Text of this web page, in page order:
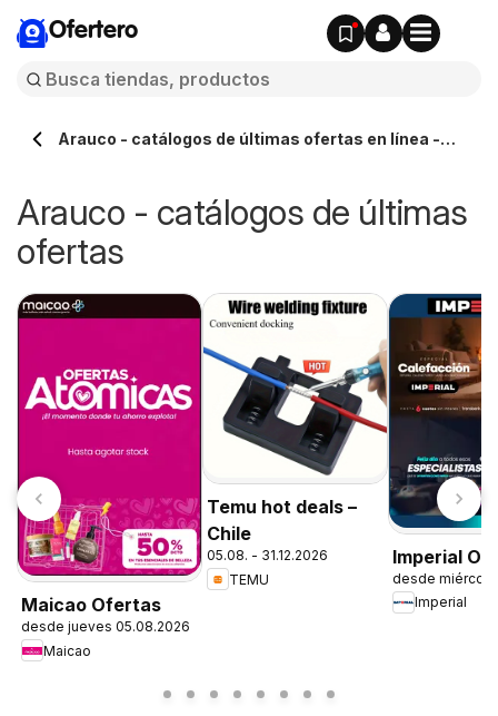
Ofertero
Arauco - catálogos de últimas ofertas en línea -
Arauco - catálogos de últimas
ofertas
Maicao Ofertas
desde jueves 05.08.2026
Maicao
Temu hot deals –
Chile
05.08. - 31.12.2026
TEMU
Imperial
desde
Imperial